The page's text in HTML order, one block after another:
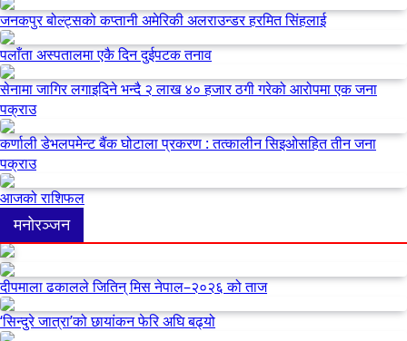
जनकपुर बोल्ट्सको कप्तानी अमेरिकी अलराउन्डर हरमित सिंहलाई
पलाँता अस्पतालमा एकै दिन दुईपटक तनाव
सेनामा जागिर लगाइदिने भन्दै २ लाख ४० हजार ठगी गरेको आरोपमा एक जना
पक्राउ
कर्णाली डेभलपमेन्ट बैंक घोटाला प्रकरण : तत्कालीन सिइओसहित तीन जना
पक्राउ
आजको राशिफल
मनोरञ्जन
दीपमाला ढकालले जितिन् मिस नेपाल–२०२६ को ताज
‘सिन्दुरे जात्रा’को छायांकन फेरि अघि बढ्यो